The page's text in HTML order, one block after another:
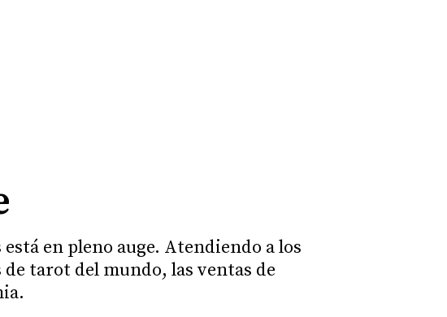
en pleno auge. Atendiendo a los
de tarot del mundo, las ventas de